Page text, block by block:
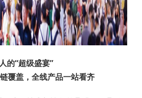
的“超级盛宴”
覆盖，全线产品一站看齐